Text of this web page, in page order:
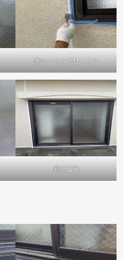
④シーリング材ナラシ
⑥施工後